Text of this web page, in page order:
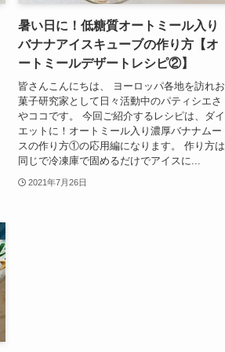
暑い日に！低糖質オートミール入り
バナナアイスキューブの作り方【オ
ートミールデザートレシピ②】
皆さんこんにちは、 ヨーロッパ各地を訪れお
菓子研究家として日々活動中のパティシエさ
やココです。 今回ご紹介するレシピは、ダイ
エットに！オートミール入り濃厚バナナムー
スの作り方①の応用編になります。 作り方は
同じで冷凍庫で固めるだけでアイスに...
2021年7月26日